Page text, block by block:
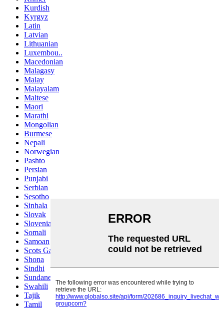
Kurdish
Kyrgyz
Latin
Latvian
Lithuanian
Luxembou..
Macedonian
Malagasy
Malay
Malayalam
Maltese
Maori
Marathi
Mongolian
Burmese
Nepali
Norwegian
Pashto
Persian
Punjabi
Serbian
Sesotho
Sinhala
Slovak
Slovenian
Somali
Samoan
Scots Gaelic
Shona
Sindhi
Sundanese
Swahili
Tajik
Tamil